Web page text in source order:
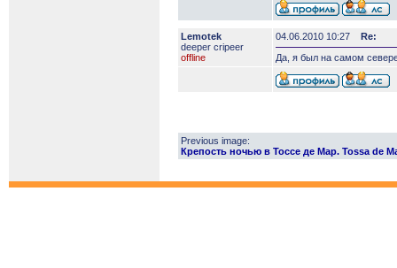
Lemotek
deeper сripeer
offline
04.06.2010 10:27
Re:
Да, я был на самом
Previous image:
Крепость ночью в Тоссе де Мар. Tossa de